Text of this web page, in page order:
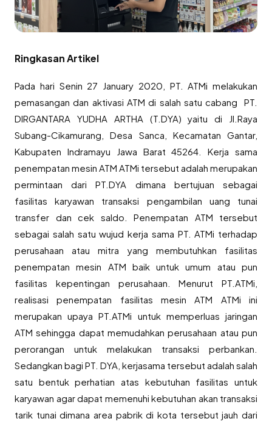
Ringkasan Artikel
Pada hari Senin 27 January 2020, PT. ATMi melakukan
pemasangan dan aktivasi ATM di salah satu cabang PT.
DIRGANTARA YUDHA ARTHA (T.DYA) yaitu di Jl.Raya
Subang-Cikamurang, Desa Sanca, Kecamatan Gantar,
Kabupaten Indramayu Jawa Barat 45264. Kerja sama
penempatan mesin ATM ATMi tersebut adalah merupakan
permintaan dari PT.DYA dimana bertujuan sebagai
fasilitas karyawan transaksi pengambilan uang tunai
transfer dan cek saldo. Penempatan ATM tersebut
sebagai salah satu wujud kerja sama PT. ATMi terhadap
perusahaan atau mitra yang membutuhkan fasilitas
penempatan mesin ATM baik untuk umum atau pun
fasilitas kepentingan perusahaan. Menurut PT.ATMi,
realisasi penempatan fasilitas mesin ATM ATMi ini
merupakan upaya PT.ATMi untuk memperluas jaringan
ATM sehingga dapat memudahkan perusahaan atau pun
perorangan untuk melakukan transaksi perbankan.
Sedangkan bagi PT. DYA, kerjasama tersebut adalah salah
satu bentuk perhatian atas kebutuhan fasilitas untuk
karyawan agar dapat memenuhi kebutuhan akan transaksi
tarik tunai dimana area pabrik di kota tersebut jauh dari